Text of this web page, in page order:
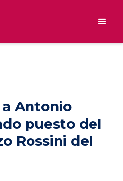
a Antonio
puesto del
Rossini del